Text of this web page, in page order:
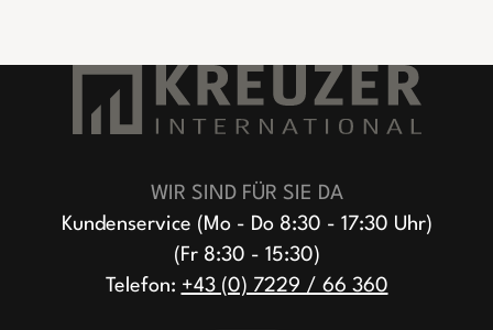
WIR SIND FÜR SIE DA
Kundenservice (Mo - Do 8:30 - 17:30 Uhr)
(Fr 8:30 - 15:30)
Telefon: +43 (0) 7229 / 66 360